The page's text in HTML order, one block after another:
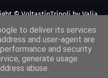
© VoltastinTripoli by Valia
to deliver its services
and user-agent are
and security
generate usage
abuse.